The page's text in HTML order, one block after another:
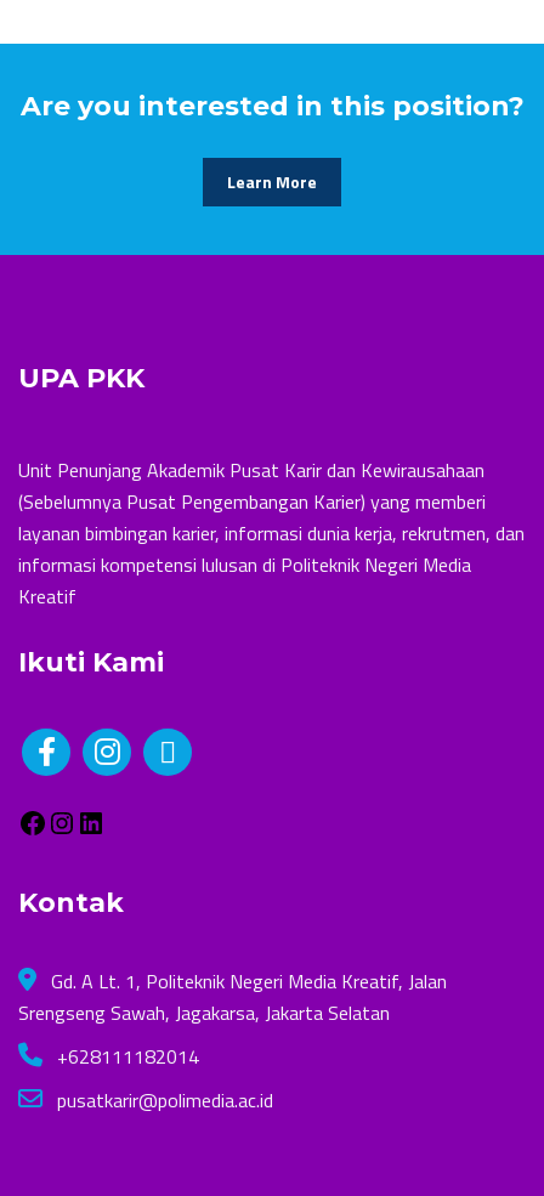
Are you interested in this position?
Learn More
UPA PKK
Unit Penunjang Akademik Pusat Karir dan Kewirausahaan
(Sebelumnya Pusat Pengembangan Karier) yang memberi
layanan bimbingan karier, informasi dunia kerja, rekrutmen, dan
informasi kompetensi lulusan di Politeknik Negeri Media
Kreatif
Ikuti Kami
Kontak
Gd. A Lt. 1, Politeknik Negeri Media Kreatif, Jalan
Srengseng Sawah, Jagakarsa, Jakarta Selatan
+628111182014
pusatkarir@polimedia.ac.id